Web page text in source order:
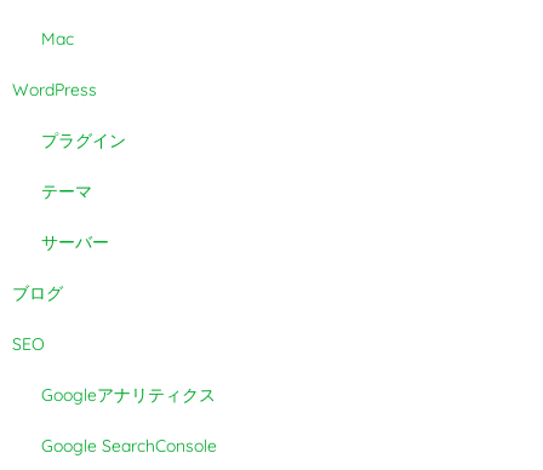
Mac
WordPress
プラグイン
テーマ
サーバー
ブログ
SEO
Googleアナリティクス
Google SearchConsole